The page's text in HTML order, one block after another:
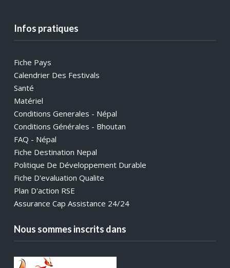
Infos pratiques
Fiche Pays
Calendrier Des Festivals
Santé
Matériel
Conditions Generales - Népal
Conditions Générales - Bhoutan
FAQ - Népal
Fiche Destination Nepal
Politique De Développement Durable
Fiche D'evaluation Qualite
Plan D'action RSE
Assurance Cap Assistance 24/24
Nous sommes inscrits dans